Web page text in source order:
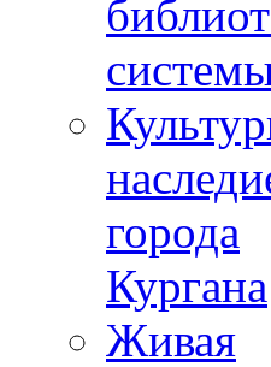
города
Кургана
Живая